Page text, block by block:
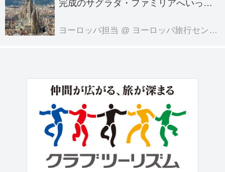
完成のサグラダ・ファミリアへいって
ヨーロッパ担当 @ ヨーロッパ旅行センター